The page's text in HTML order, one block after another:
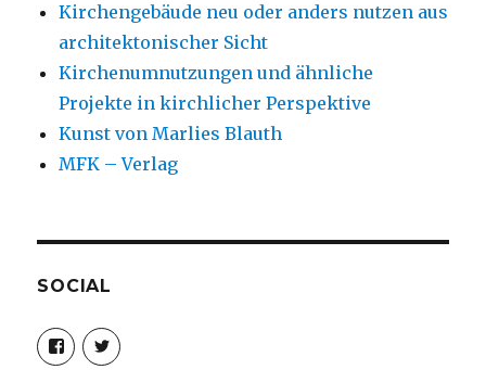
Kirchengebäude neu oder anders nutzen aus
architektonischer Sicht
Kirchenumnutzungen und ähnliche
Projekte in kirchlicher Perspektive
Kunst von Marlies Blauth
MFK – Verlag
SOCIAL
Profil
von
christoph.fleischer1
Profil
von